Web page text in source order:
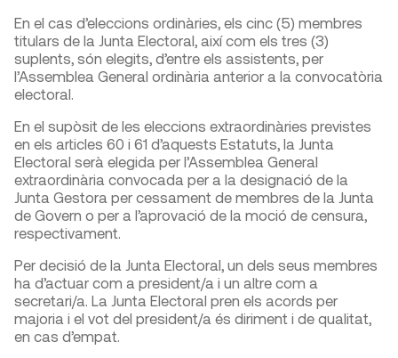
En el cas d’eleccions ordinàries, els cinc (5) membres
titulars de la Junta Electoral, així com els tres (3)
suplents, són elegits, d’entre els assistents, per
l’Assemblea General ordinària anterior a la convocatòria
electoral.
En el supòsit de les eleccions extraordinàries previstes
en els articles 60 i 61 d’aquests Estatuts, la Junta
Electoral serà elegida per l’Assemblea General
extraordinària convocada per a la designació de la
Junta Gestora per cessament de membres de la Junta
de Govern o per a l’aprovació de la moció de censura,
respectivament.
Per decisió de la Junta Electoral, un dels seus membres
ha d’actuar com a president/a i un altre com a
secretari/a. La Junta Electoral pren els acords per
majoria i el vot del president/a és diriment i de qualitat,
en cas d’empat.